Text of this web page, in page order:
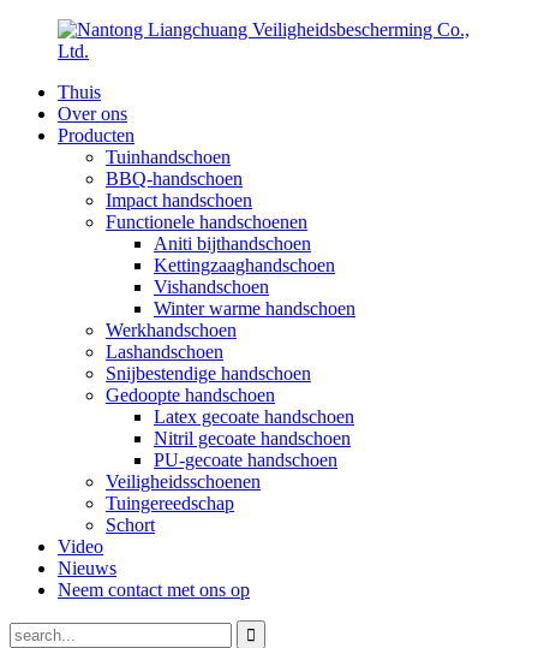
Thuis
Over ons
Producten
Tuinhandschoen
BBQ-handschoen
Impact handschoen
Functionele handschoenen
Aniti bijthandschoen
Kettingzaaghandschoen
Vishandschoen
Winter warme handschoen
Werkhandschoen
Lashandschoen
Snijbestendige handschoen
Gedoopte handschoen
Latex gecoate handschoen
Nitril gecoate handschoen
PU-gecoate handschoen
Veiligheidsschoenen
Tuingereedschap
Schort
Video
Nieuws
Neem contact met ons op